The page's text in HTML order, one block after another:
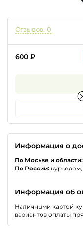
Отзывов: 0
600 ₽
Информация о
По Москве и области:
По России:
Информация об
Наличными картой
вариантов оплаты